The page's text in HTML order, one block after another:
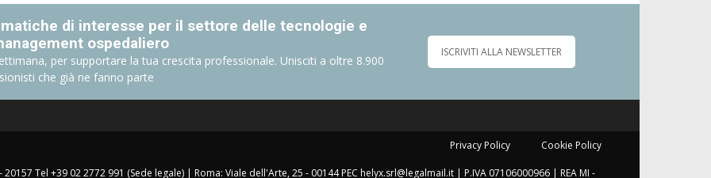
di interesse per il settore delle tecnologie e
ospedaliero
per supportare la tua crescita professionale. Unisciti a oltre 8.900
che già ne fanno parte
ISCRIVITI ALLA NEWSLETTER
Privacy Policy Cookie Policy
Tel +39 02 2772 991 (Sede legale) | Roma: Viale dell'Arte, 25 - 00144 PEC helyx.srl@legalmail.it | P.IVA 07106000966 | REA MI -